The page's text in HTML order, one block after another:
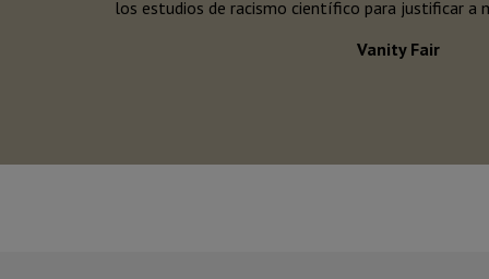
los estudios de racismo científico para justificar a
Vanity Fair